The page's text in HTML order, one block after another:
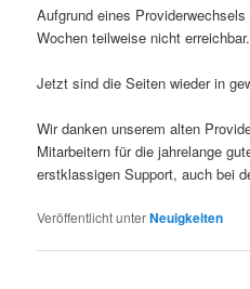
Aufgrund eines
Wochen teilweise nicht erreichbar.
Jetzt sind die Seiten wieder in
Wir danken unserem alten
Mitarbeitern für die jahrelange
erstklassigen Support, auch bei
Veröffentlicht unterNeuigkeiten